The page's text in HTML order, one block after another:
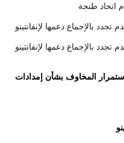
اتحاد طنجة
تجدد بالإجماع دعمها لإنفانتينو
تجدد بالإجماع دعمها لإنفانتينو
المخاوف بشأن إمدادات